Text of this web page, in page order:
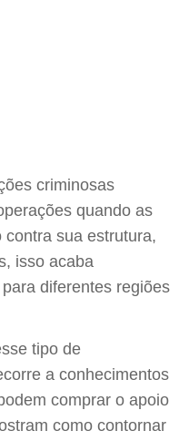
criminosas
quando as
sua estrutura,
isso acaba
diferentes regiões
tipo de
a conhecimentos
comprar o apoio
como contornar